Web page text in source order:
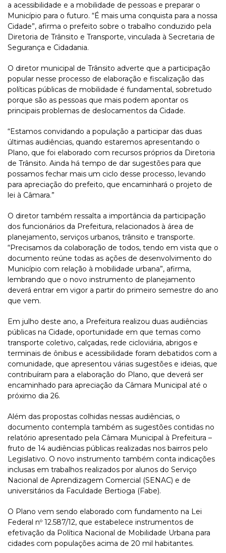
a acessibilidade e a mobilidade de pessoas e preparar o
Município para o futuro. “É mais uma conquista para a nossa
Cidade”, afirma o prefeito sobre o trabalho conduzido pela
Diretoria de Trânsito e Transporte, vinculada à Secretaria de
Segurança e Cidadania.
O diretor municipal de Trânsito adverte que a participação
popular nesse processo de elaboração e fiscalização das
políticas públicas de mobilidade é fundamental, sobretudo
porque são as pessoas que mais podem apontar os
principais problemas de deslocamentos da Cidade.
“Estamos convidando a população a participar das duas
últimas audiências, quando estaremos apresentando o
Plano, que foi elaborado com recursos próprios da Diretoria
de Trânsito. Ainda há tempo de dar sugestões para que
possamos fechar mais um ciclo desse processo, levando
para apreciação do prefeito, que encaminhará o projeto de
lei à Câmara.”
O diretor também ressalta a importância da participação
dos funcionários da Prefeitura, relacionados à área de
planejamento, serviços urbanos, trânsito e transporte.
“Precisamos da colaboração de todos, tendo em vista que o
documento reúne todas as ações de desenvolvimento do
Município com relação à mobilidade urbana”, afirma,
lembrando que o novo instrumento de planejamento
deverá entrar em vigor a partir do primeiro semestre do ano
que vem.
Em julho deste ano, a Prefeitura realizou duas audiências
públicas na Cidade, oportunidade em que temas como
transporte coletivo, calçadas, rede cicloviária, abrigos e
terminais de ônibus e acessibilidade foram debatidos com a
comunidade, que apresentou várias sugestões e ideias, que
contribuíram para a elaboração do Plano, que deverá ser
encaminhado para apreciação da Câmara Municipal até o
próximo dia 26.
Além das propostas colhidas nessas audiências, o
documento contempla também as sugestões contidas no
relatório apresentado pela Câmara Municipal à Prefeitura –
fruto de 14 audiências públicas realizadas nos bairros pelo
Legislativo. O novo instrumento também conta indicações
inclusas em trabalhos realizados por alunos do Serviço
Nacional de Aprendizagem Comercial (SENAC) e de
universitários da Faculdade Bertioga (Fabe).
O Plano vem sendo elaborado com fundamento na Lei
Federal nº 12.587/12, que estabelece instrumentos de
efetivação da Política Nacional de Mobilidade Urbana para
cidades com populações acima de 20 mil habitantes.